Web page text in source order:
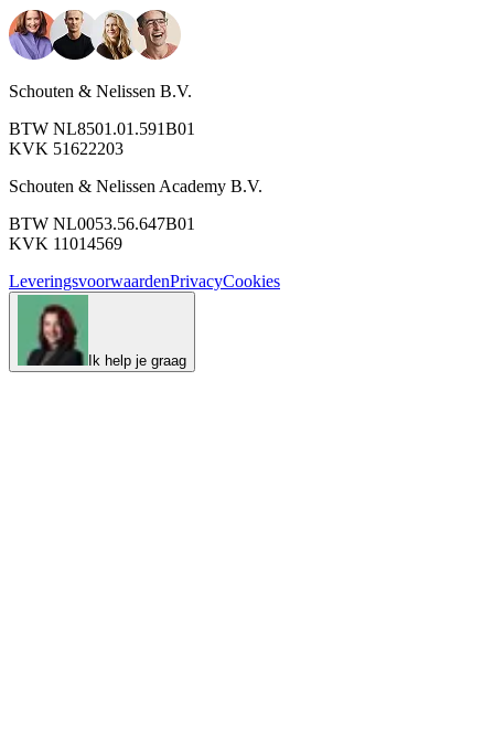
Schouten & Nelissen B.V.
BTW NL8501.01.591B01
KVK 51622203
Schouten & Nelissen Academy B.V.
BTW NL0053.56.647B01
KVK 11014569
LeveringsvoorwaardenPrivacyCookies
Ik help je graag